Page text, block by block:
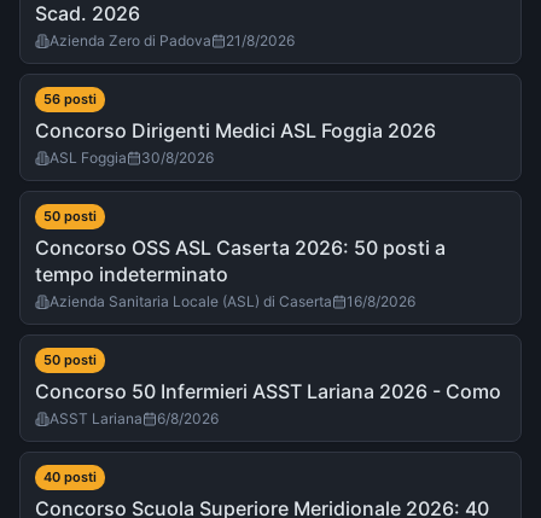
Scad. 2026
Azienda Zero di Padova 21/8/2026
56 posti
Concorso Dirigenti Medici ASL Foggia 2026
ASL Foggia 30/8/2026
50 posti
Concorso OSS ASL Caserta 2026: 50 posti a
tempo indeterminato
Azienda Sanitaria Locale (ASL) di Caserta 16/8/2026
50 posti
Concorso 50 Infermieri ASST Lariana 2026 - Como
ASST Lariana 6/8/2026
40 posti
Concorso Scuola Superiore Meridionale 2026: 40